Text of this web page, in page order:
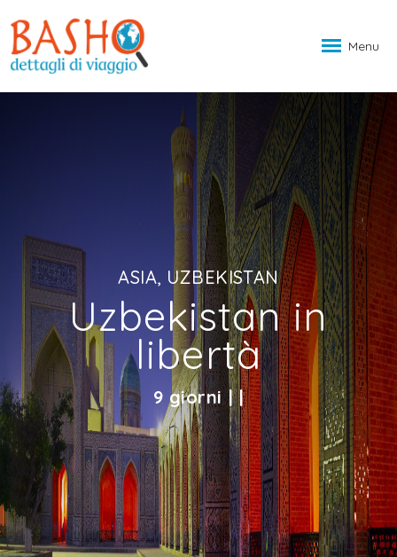
Menu
ASIA, UZBEKISTAN
Uzbekistan in
libertà
9 giorni | |